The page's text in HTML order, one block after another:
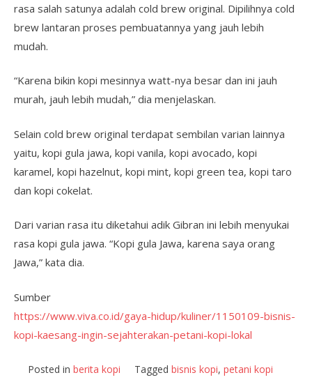
rasa salah satunya adalah cold brew original. Dipilihnya cold
brew lantaran proses pembuatannya yang jauh lebih
mudah.
“Karena bikin kopi mesinnya watt-nya besar dan ini jauh
murah, jauh lebih mudah,” dia menjelaskan.
Selain cold brew original terdapat sembilan varian lainnya
yaitu, kopi gula jawa, kopi vanila, kopi avocado, kopi
karamel, kopi hazelnut, kopi mint, kopi green tea, kopi taro
dan kopi cokelat.
Dari varian rasa itu diketahui adik Gibran ini lebih menyukai
rasa kopi gula jawa. “Kopi gula Jawa, karena saya orang
Jawa,” kata dia.
Sumber
https://www.viva.co.id/gaya-hidup/kuliner/1150109-bisnis-
kopi-kaesang-ingin-sejahterakan-petani-kopi-lokal
Posted in berita kopi Tagged bisnis kopi, petani kopi